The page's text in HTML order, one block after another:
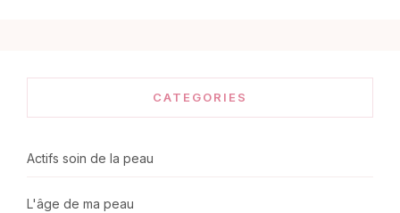
CATEGORIES
Actifs soin de la peau
L'âge de ma peau